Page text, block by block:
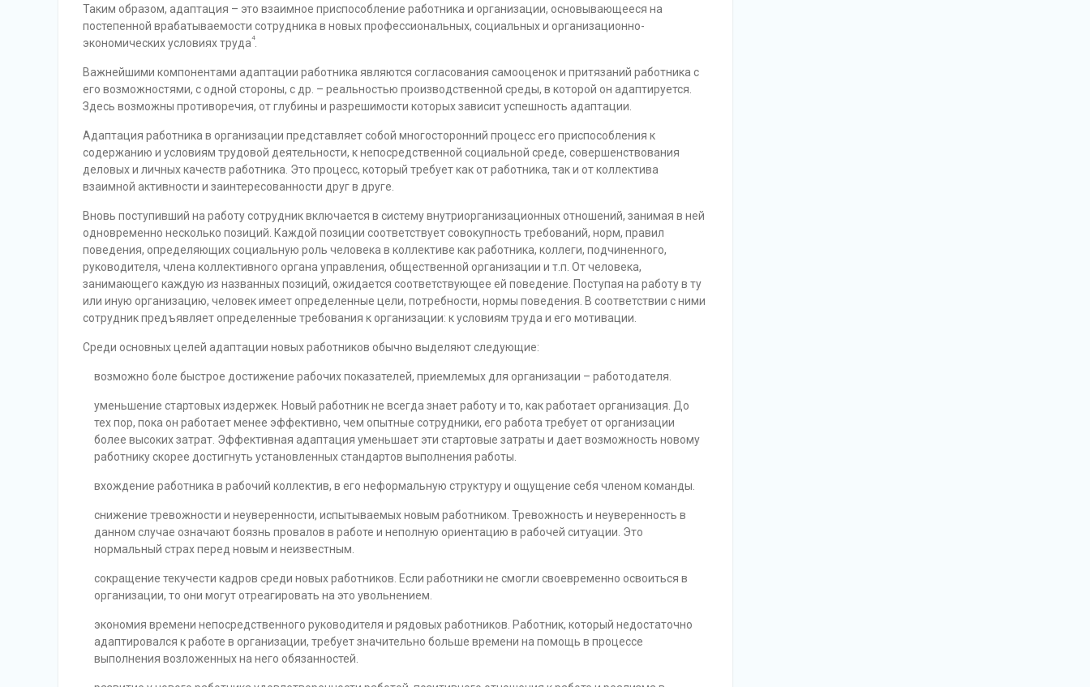
Таким образом, адаптация – это взаимное приспособление работника и организации, основывающееся на
постепенной врабатываемости сотрудника в новых профессиональных, социальных и организационно-
экономических условиях труда4.
Важнейшими компонентами адаптации работника являются согласования самооценок и притязаний работника с
его возможностями, с одной стороны, с др. – реальностью производственной среды, в которой он адаптируется.
Здесь возможны противоречия, от глубины и разрешимости которых зависит успешность адаптации.
Адаптация работника в организации представляет собой многосторонний процесс его приспособления к
содержанию и условиям трудовой деятельности, к непосредственной социальной среде, совершенствования
деловых и личных качеств работника. Это процесс, который требует как от работника, так и от коллектива
взаимной активности и заинтересованности друг в друге.
Вновь поступивший на работу сотрудник включается в систему внутриорганизационных отношений, занимая в ней
одновременно несколько позиций. Каждой позиции соответствует совокупность требований, норм, правил
поведения, определяющих социальную роль человека в коллективе как работника, коллеги, подчиненного,
руководителя, члена коллективного органа управления, общественной организации и т.п. От человека,
занимающего каждую из названных позиций, ожидается соответствующее ей поведение. Поступая на работу в ту
или иную организацию, человек имеет определенные цели, потребности, нормы поведения. В соответствии с ними
сотрудник предъявляет определенные требования к организации: к условиям труда и его мотивации.
Среди основных целей адаптации новых работников обычно выделяют следующие:
возможно боле быстрое достижение рабочих показателей, приемлемых для организации – работодателя.
уменьшение стартовых издержек. Новый работник не всегда знает работу и то, как работает организация. До
тех пор, пока он работает менее эффективно, чем опытные сотрудники, его работа требует от организации
более высоких затрат. Эффективная адаптация уменьшает эти стартовые затраты и дает возможность новому
работнику скорее достигнуть установленных стандартов выполнения работы.
вхождение работника в рабочий коллектив, в его неформальную структуру и ощущение себя членом команды.
снижение тревожности и неуверенности, испытываемых новым работником. Тревожность и неуверенность в
данном случае означают боязнь провалов в работе и неполную ориентацию в рабочей ситуации. Это
нормальный страх перед новым и неизвестным.
сокращение текучести кадров среди новых работников. Если работники не смогли своевременно освоиться в
организации, то они могут отреагировать на это увольнением.
экономия времени непосредственного руководителя и рядовых работников. Работник, который недостаточно
адаптировался к работе в организации, требует значительно больше времени на помощь в процессе
выполнения возложенных на него обязанностей.